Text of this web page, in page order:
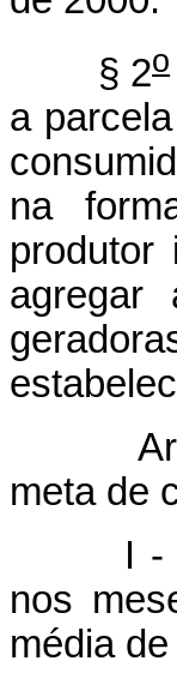
§ 2o
a
na
produtor
agregar
Art.
meta de
I - cem
nos
média